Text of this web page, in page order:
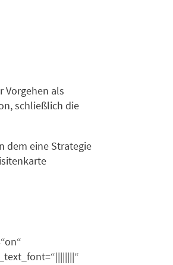
Vorgehen als
schließlich die
dem eine Strategie